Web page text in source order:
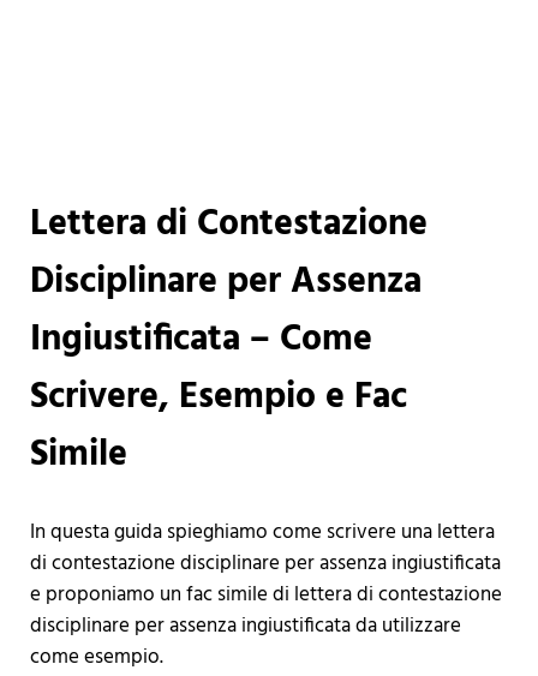
Lettera di Contestazione
Disciplinare per Assenza
Ingiustificata – Come
Scrivere, Esempio e Fac
Simile
In questa guida spieghiamo come scrivere una lettera
di contestazione disciplinare per assenza ingiustificata
e proponiamo un fac simile di lettera di contestazione
disciplinare per assenza ingiustificata da utilizzare
come esempio.